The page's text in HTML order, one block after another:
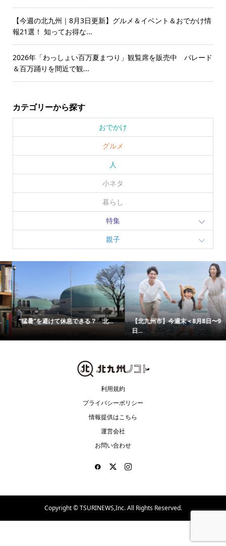
【今週の北九州｜8月3日更新】グルメ＆イベント＆おでかけ情
報21選！ 知ってお得な...
2026年「わっしょい百万夏まつり」観覧席を販売中 パレード
＆百万踊りを間近で観...
カテゴリーから探す
おでかけ
グルメ
人
小ネタ
暮らし
特集
親子
“猛暑”を避けて休息できる？ 北...
【北九州市】今週末＜8月8日〜9
利用規約
プライバシーポリシー
情報提供はこちら
運営会社
お問い合わせ
Copyright ©TSURINEWS,Inc. All Rights Reserved.